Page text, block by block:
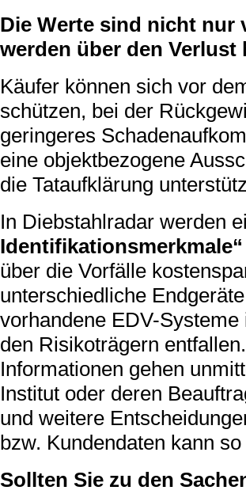
Die Werte sind nicht nur
werden über den
Käufer können sich vor
schützen, bei der
geringeres
eine objektbezogene
die Tataufklärung
In Diebstahlradar werden
Identifikationsmerkmale“
über die Vorfälle
unterschiedliche
vorhandene EDV-
den Risikoträgern
Informationen gehen
Institut oder deren
und weitere
bzw. Kundendaten kann
Sollten Sie zu den